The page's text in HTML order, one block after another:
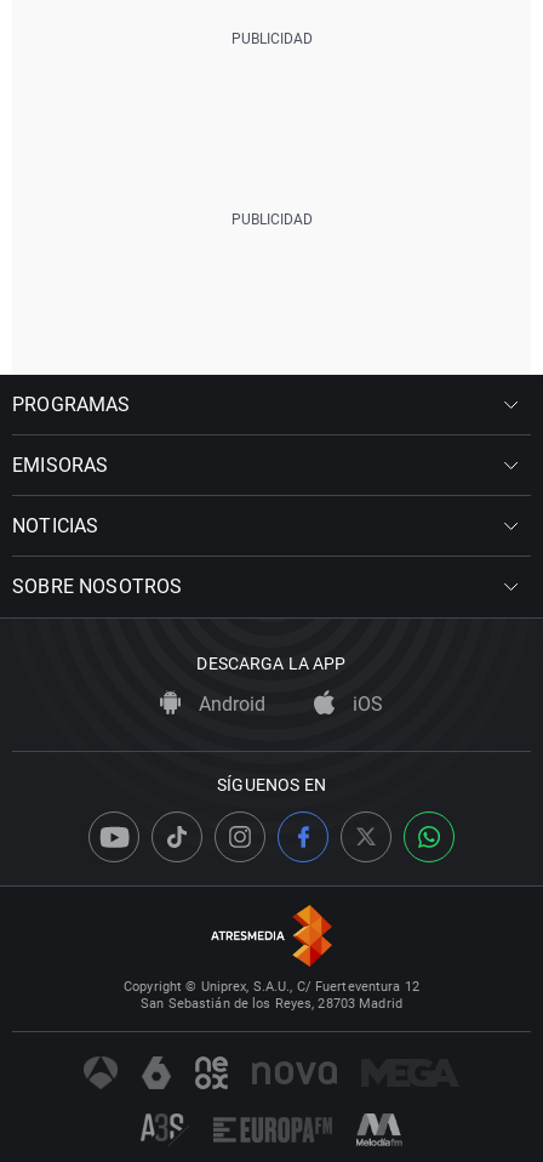
PROGRAMAS
EMISORAS
NOTICIAS
SOBRE NOSOTROS
DESCARGA LA APP
Android iOS
SÍGUENOS EN
Copyright © Uniprex, S.A.U., C/ Fuerteventura 12
San Sebastián de los Reyes, 28703 Madrid